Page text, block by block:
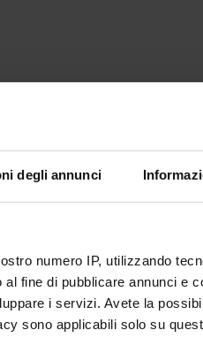
degli annunci
numero IP, utilizzando
fine di pubblicare annunci e
i servizi. Avete la
sono applicabili solo su